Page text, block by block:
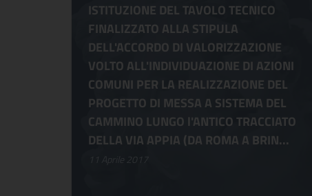
ISTITUZIONE DEL TAVOLO TECNICO
FINALIZZATO ALLA STIPULA
DELL'ACCORDO DI VALORIZZAZIONE
VOLTO ALL'INDIVIDUAZIONE DI AZIONI
COMUNI PER LA REALIZZAZIONE DEL
PROGETTO DI MESSA A SISTEMA DEL
CAMMINO LUNGO l'ANTICO TRACCIATO
DELLA VIA APPIA (DA ROMA A BRIN...
11 Aprile 2017